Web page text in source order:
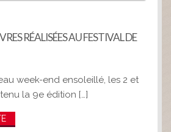
RÉALISÉES AU FESTIVAL DE
week-end ensoleillé, les 2 et
tenu la 9e édition […]